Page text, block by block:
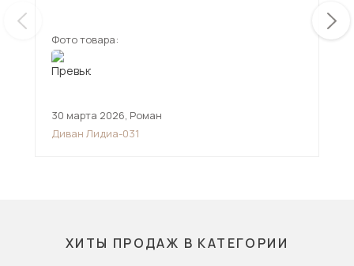
Фото товара:
30 марта 2026, Роман
Диван Лидиа-031
ХИТЫ ПРОДАЖ В КАТЕГОРИИ